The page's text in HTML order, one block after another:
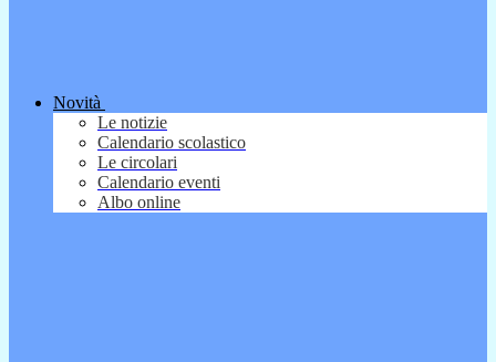
Novità
Le notizie
Calendario scolastico
Le circolari
Calendario eventi
Albo online